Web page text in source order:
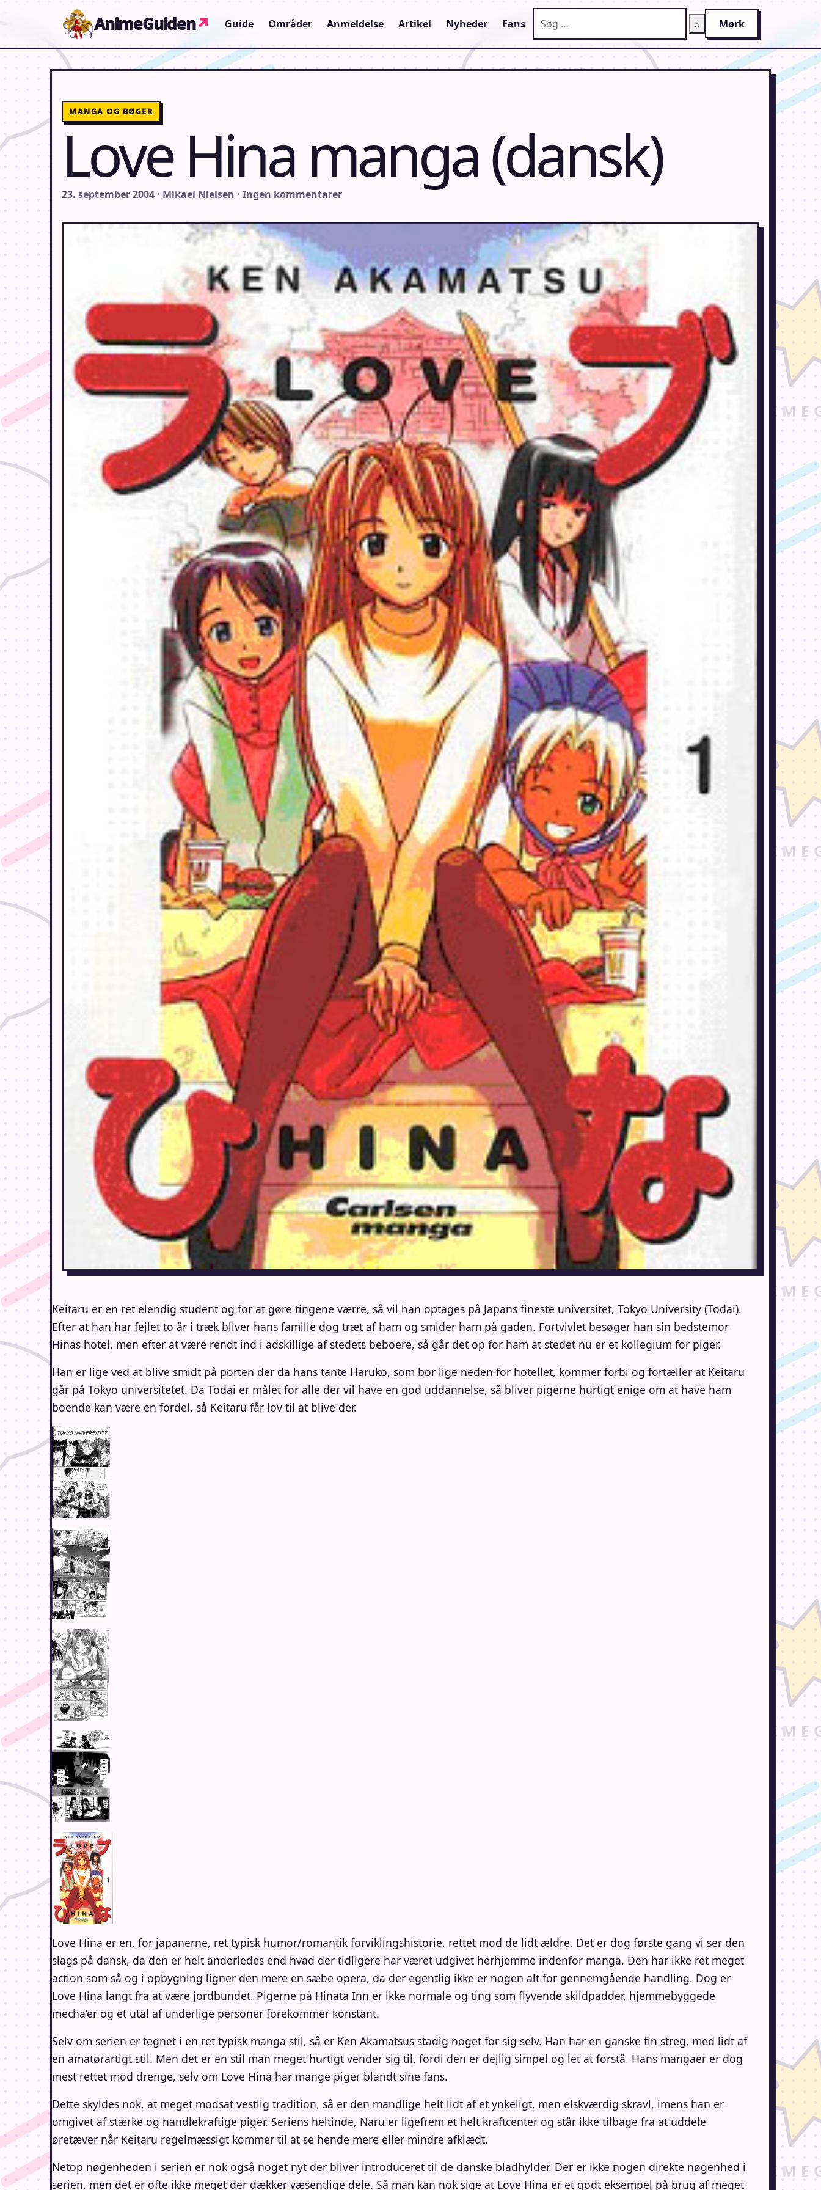
AnimeGuiden↗ Guide Områder Anmeldelse Artikel Nyheder Fans ⌕ Mørk
MANGA OG BØGER
Love Hina manga (dansk)
23. september 2004 · Mikael Nielsen · Ingen kommentarer
Keitaru er en ret elendig student og for at gøre tingene værre, så vil han optages på Japans fineste universitet, Tokyo University (Todai).
Efter at han har fejlet to år i træk bliver hans familie dog træt af ham og smider ham på gaden. Fortvivlet besøger han sin bedstemor
Hinas hotel, men efter at være rendt ind i adskillige af stedets beboere, så går det op for ham at stedet nu er et kollegium for piger.
Han er lige ved at blive smidt på porten der da hans tante Haruko, som bor lige neden for hotellet, kommer forbi og fortæller at Keitaru
går på Tokyo universitetet. Da Todai er målet for alle der vil have en god uddannelse, så bliver pigerne hurtigt enige om at have ham
boende kan være en fordel, så Keitaru får lov til at blive der.
Love Hina er en, for japanerne, ret typisk humor/romantik forviklingshistorie, rettet mod de lidt ældre. Det er dog første gang vi ser den
slags på dansk, da den er helt anderledes end hvad der tidligere har været udgivet herhjemme indenfor manga. Den har ikke ret meget
action som så og i opbygning ligner den mere en sæbe opera, da der egentlig ikke er nogen alt for gennemgående handling. Dog er
Love Hina langt fra at være jordbundet. Pigerne på Hinata Inn er ikke normale og ting som flyvende skildpadder, hjemmebyggede
mecha’er og et utal af underlige personer forekommer konstant.
Selv om serien er tegnet i en ret typisk manga stil, så er Ken Akamatsus stadig noget for sig selv. Han har en ganske fin streg, med lidt af
en amatørartigt stil. Men det er en stil man meget hurtigt vender sig til, fordi den er dejlig simpel og let at forstå. Hans mangaer er dog
mest rettet mod drenge, selv om Love Hina har mange piger blandt sine fans.
Dette skyldes nok, at meget modsat vestlig tradition, så er den mandlige helt lidt af et ynkeligt, men elskværdig skravl, imens han er
omgivet af stærke og handlekraftige piger. Seriens heltinde, Naru er ligefrem et helt kraftcenter og står ikke tilbage fra at uddele
øretæver når Keitaru regelmæssigt kommer til at se hende mere eller mindre afklædt.
Netop nøgenheden i serien er nok også noget nyt der bliver introduceret til de danske bladhylder. Der er ikke nogen direkte nøgenhed i
serien, men det er ofte ikke meget der dækker væsentlige dele. Så man kan nok sige at Love Hina er et godt eksempel på brug af meget